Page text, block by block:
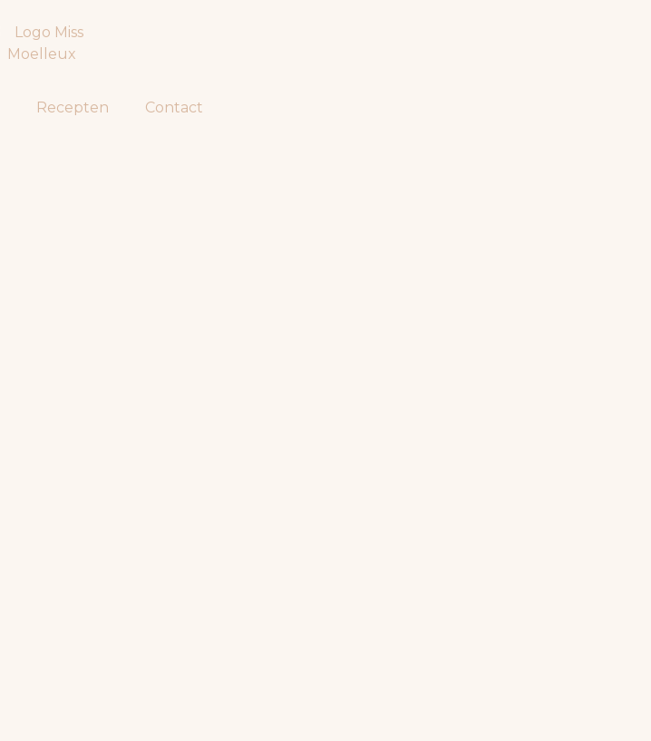
Recepten Contact